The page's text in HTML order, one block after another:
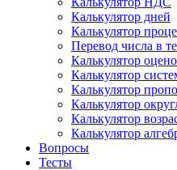
Калькулятор дней
Калькулятор
Перевод числа в
Калькулятор
Калькулятор
Калькулятор
Калькулятор
Калькулятор
Калькулятор
Вопросы
Тесты